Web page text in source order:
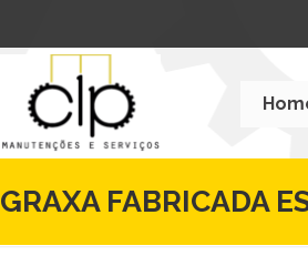
GRAXA FABRICADA